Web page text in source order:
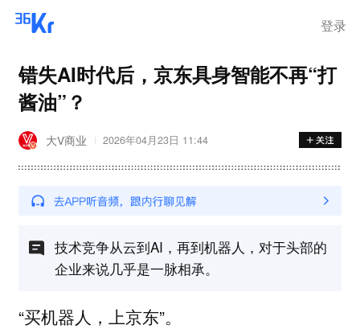
登录
错失AI时代后，京东具身智能不再“打
酱油”？
大V商业 2026年04月23日 11:44
技术竞争从云到AI，再到机器人，对于头部的
企业来说几乎是一脉相承。
“买机器人，上京东”。